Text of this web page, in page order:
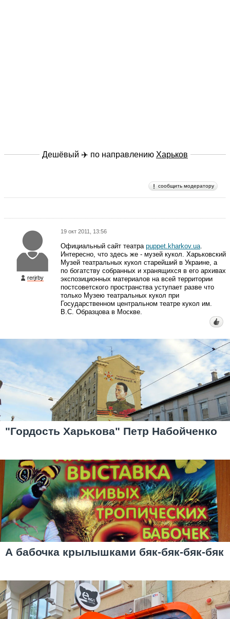
Дешёвый ✈️ по направлению Харьков
сообщить модератору
rerjrby
19 окт 2011, 13:56
Официальный сайт театра puppet.kharkov.ua.
Интересно, что здесь же - музей кукол. Харьковский
Музей театральных кукол старейший в Украине, а
по богатству собранных и хранящихся в его архивах
экспозиционных материалов на всей территории
постсоветского пространства уступает разве что
только Музею театральных кукол при
Государственном центральном театре кукол им.
В.С. Образцова в Москве.
"Гордость Харькова" Петр Набойченко
А бабочка крылышками бяк-бяк-бяк-бяк